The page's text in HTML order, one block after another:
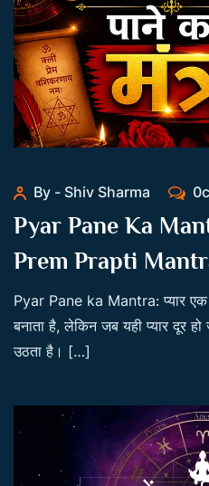
By - Shiv Sharma
Pyar Pane Ka
Prem Prapti
Pyar Pane ka Mantra: प्यार एक
बनाता है, लेकिन जब यही प्यार दूर
उठता है। […]